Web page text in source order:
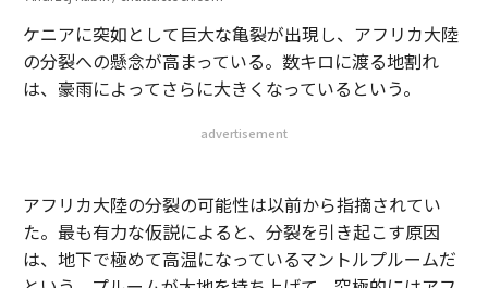
ケニアに突如として巨大な亀裂が出現し、アフリカ大陸
の分裂への懸念が高まっている。数キロに渡る地割れ
は、豪雨によってさらに大きくなっているという。
advertisement
アフリカ大陸の分裂の可能性は以前から指摘されてい
た。最も有力な仮説によると、分裂を引き起こす原因
は、地下で極めて高温になっているマントルプルームだ